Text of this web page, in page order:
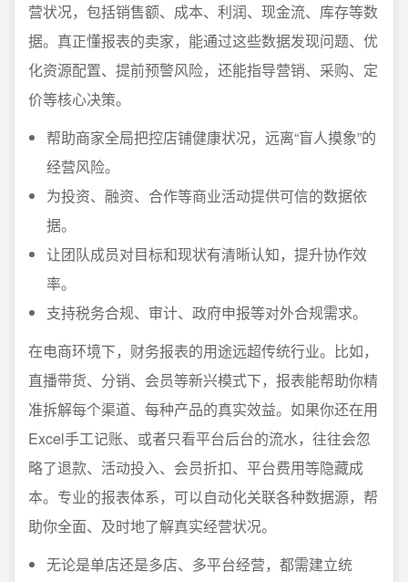
营状况，包括销售额、成本、利润、现金流、库存等数
据。真正懂报表的卖家，能通过这些数据发现问题、优
化资源配置、提前预警风险，还能指导营销、采购、定
价等核心决策。
帮助商家全局把控店铺健康状况，远离“盲人摸象”的
经营风险。
为投资、融资、合作等商业活动提供可信的数据依
据。
让团队成员对目标和现状有清晰认知，提升协作效
率。
支持税务合规、审计、政府申报等对外合规需求。
在电商环境下，财务报表的用途远超传统行业。比如，
直播带货、分销、会员等新兴模式下，报表能帮助你精
准拆解每个渠道、每种产品的真实效益。如果你还在用
Excel手工记账、或者只看平台后台的流水，往往会忽
略了退款、活动投入、会员折扣、平台费用等隐藏成
本。专业的报表体系，可以自动化关联各种数据源，帮
助你全面、及时地了解真实经营状况。
无论是单店还是多店、多平台经营，都需建立统